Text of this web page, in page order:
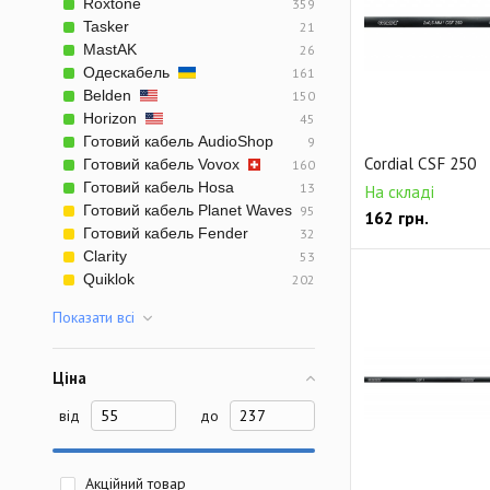
Готовый видео
Cordial CSF 250
На складі
162 грн.
359
Tasker 21
MastAK 26
Одескабель 161
Belden 150
Horizon 45
Готовий кабель AudioShop 9
Готовий кабель Vovox 160
Готовий кабель Hosa 13
Готовий кабель Planet Waves 95
Готовий кабель Fender 32
Clarity 53
Quiklok 202
Показати всi
Ціна
від до
Акційний товар